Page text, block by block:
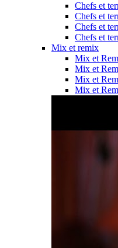
Chefs et
Chefs et
Chefs et
Chefs et
Mix et remix
Mix et
Mix et
Mix et
Mix et